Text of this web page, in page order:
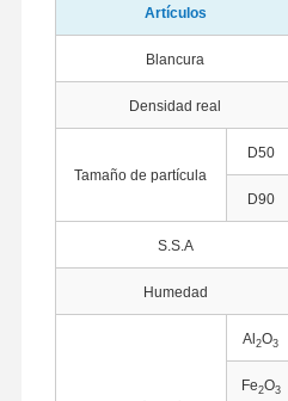
Artículos
Blancura
Densidad real
Tamaño de partícula
D50
D90
S.S.A
Humedad
Al2O3
Fe2O3